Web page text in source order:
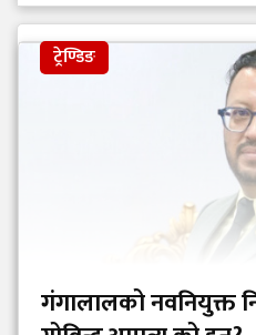
ट्रेण्डिङ
गंगालालको नवनियुक्त